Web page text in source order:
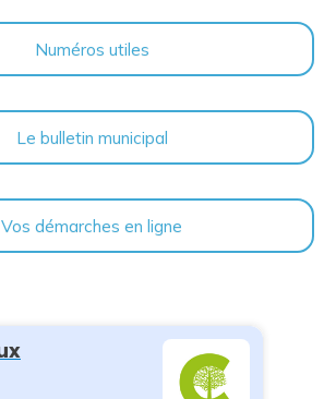
Numéros utiles
Le bulletin municipal
Vos démarches en ligne